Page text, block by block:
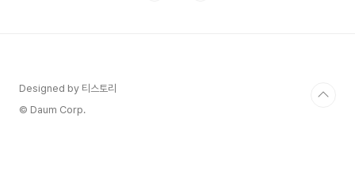
Designed by 티스토리
© Daum Corp.